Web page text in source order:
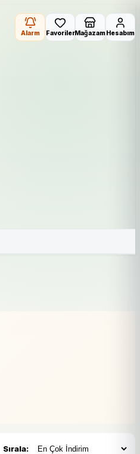
Alarm FavorilerMağazamHesabım
Sırala: